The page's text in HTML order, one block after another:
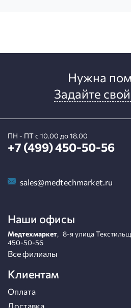
Нужна
Задайте
ПН - ПТ с 10.00 до 18.00
+7 (499) 450-50-56
sales@medtechmarket.ru
Наши офисы
Медтехмаркет, 8-я улица
450-50-56
Все филиалы
Клиентам
Оплата
Доставка